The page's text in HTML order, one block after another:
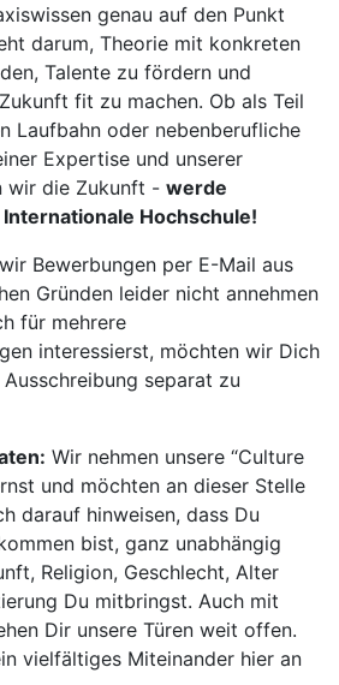
genau auf den Punkt
darum, Theorie mit konkreten
Talente zu fördern und
fit zu machen. Ob als Teil
Laufbahn oder nebenberufliche
Expertise und unserer
wir die Zukunft - werde
Hochschule!
Bewerbungen per E-Mail aus
Gründen leider nicht annehmen
für mehrere
interessierst, möchten wir Dich
separat zu
Wir nehmen unsere “Culture
und möchten an dieser Stelle
darauf hinweisen, dass Du
bist, ganz unabhängig
Religion, Geschlecht, Alter
Du mitbringst. Auch mit
Dir unsere Türen weit offen.
vielfältiges Miteinander hier an